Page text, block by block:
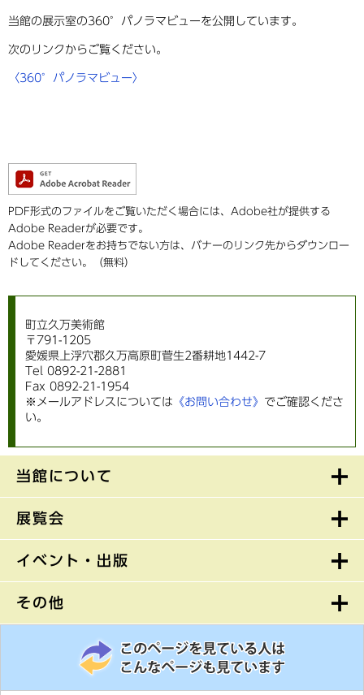
当館について
展覧会
イベント・出版
その他
当館の展示室の360°パノラマビューを公開しています。
次のリンクからご覧ください。
〈360°パノラマビュー〉
PDF形式のファイルをご覧いただく場合には、Adobe社が提供する
Adobe Readerが必要です。
Adobe Readerをお持ちでない方は、バナーのリンク先からダウンロー
ドしてください。（無料）
町立久万美術館
〒791-1205
愛媛県上浮穴郡久万高原町菅生2番耕地1442-7
Tel 0892-21-2881
Fax 0892-21-1954
※メールアドレスについては 《お問い合わせ》 でご確認くださ
い。